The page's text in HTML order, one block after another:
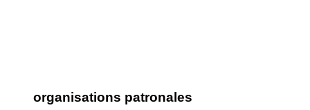
organisations patronales